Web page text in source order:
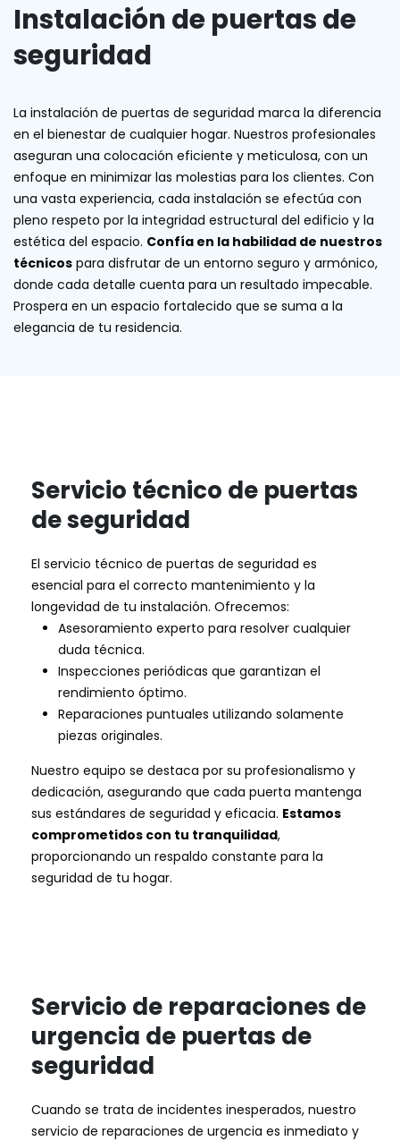
Instalación de puertas de
seguridad
La instalación de puertas de seguridad marca la diferencia
en el bienestar de cualquier hogar. Nuestros profesionales
aseguran una colocación eficiente y meticulosa, con un
enfoque en minimizar las molestias para los clientes. Con
una vasta experiencia, cada instalación se efectúa con
pleno respeto por la integridad estructural del edificio y la
estética del espacio. Confía en la habilidad de nuestros
técnicos para disfrutar de un entorno seguro y armónico,
donde cada detalle cuenta para un resultado impecable.
Prospera en un espacio fortalecido que se suma a la
elegancia de tu residencia.
Servicio técnico de puertas
de seguridad
El servicio técnico de puertas de seguridad es
esencial para el correcto mantenimiento y la
longevidad de tu instalación. Ofrecemos:
Asesoramiento experto para resolver cualquier
duda técnica.
Inspecciones periódicas que garantizan el
rendimiento óptimo.
Reparaciones puntuales utilizando solamente
piezas originales.
Nuestro equipo se destaca por su profesionalismo y
dedicación, asegurando que cada puerta mantenga
sus estándares de seguridad y eficacia. Estamos
comprometidos con tu tranquilidad,
proporcionando un respaldo constante para la
seguridad de tu hogar.
Servicio de reparaciones de
urgencia de puertas de
seguridad
Cuando se trata de incidentes inesperados, nuestro
servicio de reparaciones de urgencia es inmediato y